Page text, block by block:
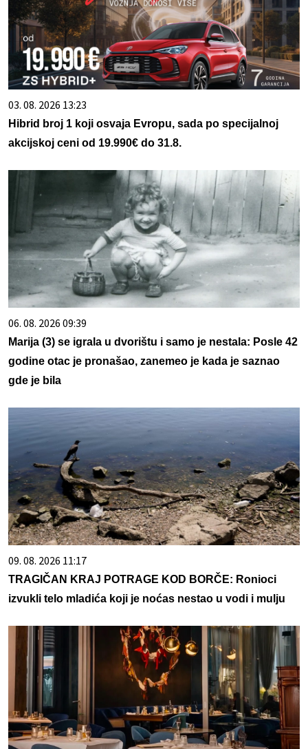
03. 08. 2026 13:23
Hibrid broj 1 koji osvaja Evropu, sada po specijalnoj
akcijskoj ceni od 19.990€ do 31.8.
06. 08. 2026 09:39
Marija (3) se igrala u dvorištu i samo je nestala: Posle 42
godine otac je pronašao, zanemeo je kada je saznao
gde je bila
09. 08. 2026 11:17
TRAGIČAN KRAJ POTRAGE KOD BORČE: Ronioci
izvukli telo mladića koji je noćas nestao u vodi i mulju